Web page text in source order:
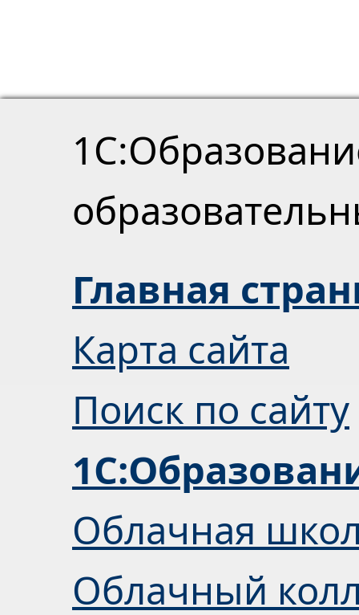
Главная
Карта сайта
Поиск по сайту
Облачная
Облачный